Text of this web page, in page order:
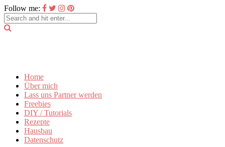
Follow me:
Home
Über mich
Lass uns Partner werden
Freebies
DIY / Tutorials
Rezepte
Hausbau
Datenschutz